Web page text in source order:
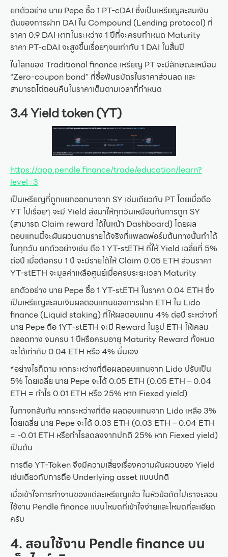
ยกตัวอย่าง นาย Pepe ซื้อ 1 PT-cDAI ซึ่งเป็นเหรียญสะสมเงิน
ต้นของการฝาก DAI ใน Compound (Lending protocol) ที่
ราคา 0.9 DAI หากในระหว่าง 1 ปีที่จะครบกำหนด Maturity
ราคา PT-cDAI จะสูงขึ้นเรื่อยๆจนเท่ากับ 1 DAI ในสิ้นปี
ในโลกของ Traditional finance เหรียญ PT จะมีลักษณะเหมือน
“Zero-coupon bond” ที่ซื้อพันธบัตรในราคาส่วนลด และ
สามารถไถ่ถอนคืนในราคาเต็มตามเวลาที่กำหนด
3.4 Yield token (YT)
https://app.pendle.finance/trade/education/learn?
level=3
เป็นเหรียญที่ถูกแยกออกมาจาก SY เช่นเดียวกับ PT โดยเมื่อถือ
YT ไปเรื่อยๆ จะมี Yield ส่งมาให้ทุกวันเหมือนกับการถูก SY
(สามารถ Claim reward ได้ในหน้า Dashboard) โดยผล
ตอบแทนนี้จะผันผวนตามรายได้จริงที่แพลตฟอร์มต้นทางนั้นทำได้
ในทุกวัน ยกตัวอย่างเช่น ถือ 1 YT-stETH ที่ให้ Yield เฉลี่ยที่ 5%
ต่อปี เมื่อถือครบ 1 ปี จะมีรายได้ให้ Claim 0.05 ETH ส่วนราคา
YT-stETH จะมูลค่าเหลือศูนย์เมื่อครบระยะเวลา Maturity
ยกตัวอย่าง นาย Pepe ซื้อ 1 YT-stETH ในราคา 0.04 ETH ซึ่ง
เป็นเหรียญสะสมเงินผลตอบแทนของการฝาก ETH ใน Lido
finance (Liquid staking) ที่ให้ผลตอบแทน 4% ต่อปี ระหว่างที่
นาย Pepe ถือ 1YT-stETH จะมี Reward ในรูป ETH ให้เคลม
ตลอดทาง จนครบ 1 ปีหรือครบอายุ Maturity Reward ทั้งหมด
จะได้เท่ากับ 0.04 ETH หรือ 4% นั่นเอง
*อย่างไรก็ตาม หากระหว่างที่ถือผลตอบแทนจาก Lido ปรับเป็น
5% โดยเฉลี่ย นาย Pepe จะได้ 0.05 ETH (0.05 ETH – 0.04
ETH = กำไร 0.01 ETH หรือ 25% หาก Fiexed yield)
ในทางกลับกัน หากระหว่างที่ถือ ผลตอบแทนจาก Lido เหลือ 3%
โดยเฉลี่ย นาย Pepe จะได้ 0.03 ETH (0.03 ETH – 0.04 ETH
= -0.01 ETH หรือกำไรลดลงจากปกติ 25% หาก Fiexed yield)
เป็นต้น
การถือ YT-Token จึงมีความเสี่ยงเรื่องความผันผวนของ Yield
เช่นเดียวกับการถือ Underlying asset แบบปกติ
เมื่อเข้าใจการทำงานของแต่ละเหรียญแล้ว ในหัวข้อถัดไปเราจะสอน
ใช้งาน Pendle finance แบบโหมดที่เข้าใจง่ายและโหมดที่ละเอียด
ครับ
4. สอนใช้งาน Pendle finance บน